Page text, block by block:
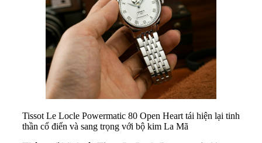
Tissot Le Locle Powermatic 80 Open Heart tái hiện lại tinh
thần cổ điển và sang trọng với bộ kim La Mã